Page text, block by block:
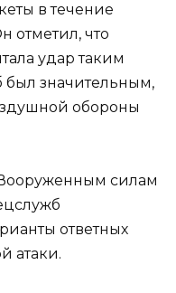
в течение
отметил, что
удар таким
был значительным,
обороны
силам
ответных
атаки.